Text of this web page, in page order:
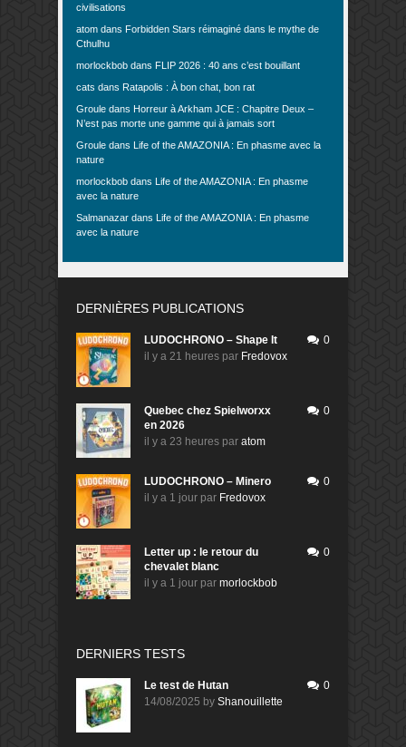
civilisations
atom dans Forbidden Stars réimaginé dans le mythe de
Cthulhu
morlockbob dans FLIP 2026 : 40 ans c’est bouillant
cats dans Ratapolis : À bon chat, bon rat
Groule dans Horreur à Arkham JCE : Chapitre Deux –
N’est pas morte une gamme qui à jamais sort
Groule dans Life of the AMAZONIA : En phasme avec la
nature
morlockbob dans Life of the AMAZONIA : En phasme
avec la nature
Salmanazar dans Life of the AMAZONIA : En phasme
avec la nature
DERNIÈRES PUBLICATIONS
LUDOCHRONO – Shape It
il y a 21 heures par Fredovox
0
Quebec chez Spielworxx
en 2026
il y a 23 heures par atom
0
LUDOCHRONO – Minero
il y a 1 jour par Fredovox
0
Letter up : le retour du
chevalet blanc
il y a 1 jour par morlockbob
0
DERNIERS TESTS
Le test de Hutan
14/08/2025 by Shanouillette
0